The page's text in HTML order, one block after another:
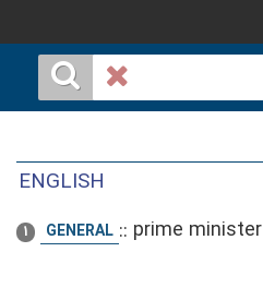
ENGLISH
1 GENERAL :: prime minister